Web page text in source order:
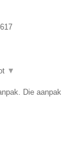
▼
Die aanpak